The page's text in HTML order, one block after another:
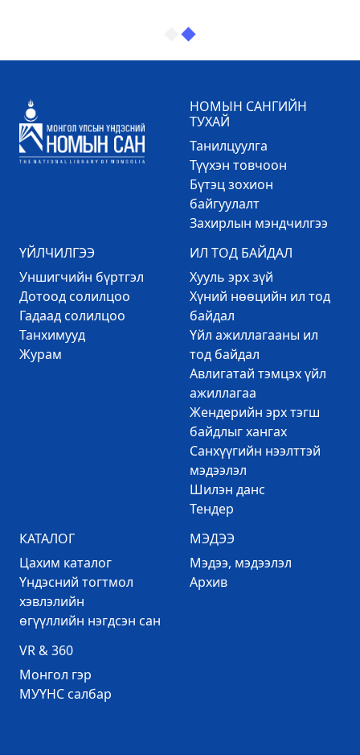
НОМЫН САНГИЙН
ТУХАЙ
Танилцуулга
Түүхэн товчоон
Бүтэц зохион
байгуулалт
Захирлын мэндчилгээ
ҮЙЛЧИЛГЭЭ
Уншигчийн бүртгэл
Дотоод солилцоо
Гадаад солилцоо
Танхимууд
Журам
ИЛ ТОД БАЙДАЛ
Хууль эрх зүй
Хүний нөөцийн ил тод
байдал
Үйл ажиллагааны ил
тод байдал
Авлигатай тэмцэх үйл
ажиллагаа
Жендерийн эрх тэгш
байдлыг хангах
Санхүүгийн нээлттэй
мэдээлэл
Шилэн данс
Тендер
КАТАЛОГ
Цахим каталог
Үндэсний тогтмол
хэвлэлийн
өгүүллийн нэгдсэн сан
МЭДЭЭ
Mэдээ, мэдээлэл
Архив
VR & 360
Mонгол гэр
МУҮНС салбар